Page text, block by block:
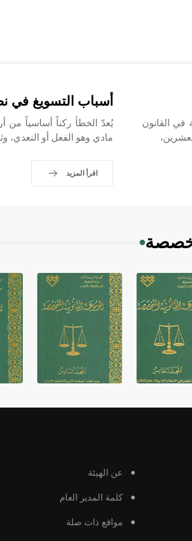
في القانون
أسباب التسويغ في
يُعدّ الخطأ ركناً أساسياً من
مادي وهو الفعل أو التعدي،
اقرأ المزيد
عن الهيئة
كلمة المدير العام
مواقع ذات صلة